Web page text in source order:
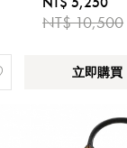
NT$ 10,500
立即購買